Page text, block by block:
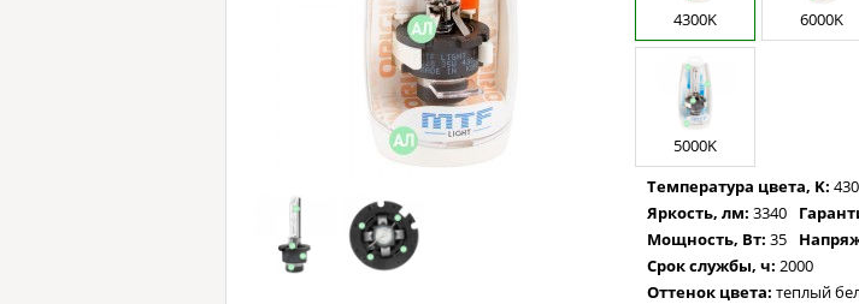
4300K 6000K
5000K
Температура цвета, K:
Яркость, лм: 3340
Мощность, Вт: 35
Срок службы, ч: 2000
Оттенок цвета: теплый